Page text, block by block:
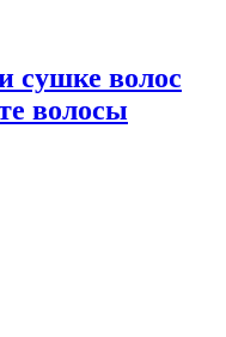
сушке волос
волосы